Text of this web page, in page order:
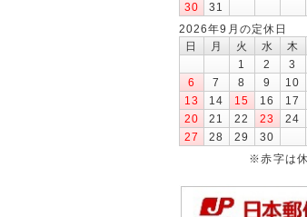
30
31
2026年9月の定休日
日
月 火 水 木
1
2 3
6
7 8 9 10
13
14 15 16 17
20
21 22 23 24
27
28 29
30
※赤字は